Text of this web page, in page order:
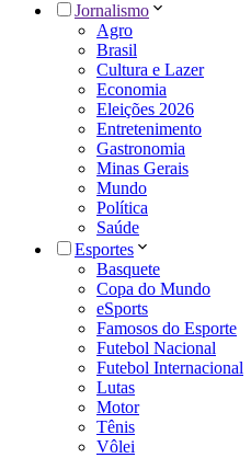
Jornalismo
Agro
Brasil
Cultura e Lazer
Economia
Eleições 2026
Entretenimento
Gastronomia
Minas Gerais
Mundo
Política
Saúde
Esportes
Basquete
Copa do Mundo
eSports
Famosos do Esporte
Futebol Nacional
Futebol Internacional
Lutas
Motor
Tênis
Vôlei